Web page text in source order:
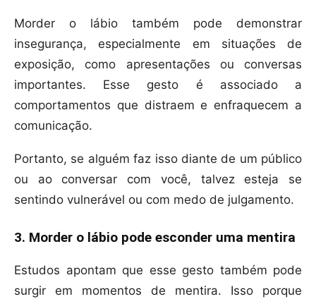
Morder o lábio também pode demonstrar
insegurança, especialmente em situações de
exposição, como apresentações ou conversas
importantes. Esse gesto é associado a
comportamentos que distraem e enfraquecem a
comunicação.
Portanto, se alguém faz isso diante de um público
ou ao conversar com você, talvez esteja se
sentindo vulnerável ou com medo de julgamento.
3. Morder o lábio pode esconder uma mentira
Estudos apontam que esse gesto também pode
surgir em momentos de mentira. Isso porque